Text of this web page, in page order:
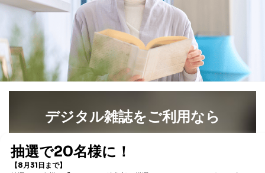
3
当社カスタマーQ＆
Aサービス利用者
ｅメール等によるカスタマーQ＆A
サイトのサービス内容のご案内の
ため
ｅメール等による商品、サービ
ス、キャンペーン等の広告に関す
るご案内のため
4
採用応募者の方の
採用選考、ご連絡のため
人情報
め
6
パートナー（提携
企業）からの委託
により当社の
定期購読サービス
等をご利用の方の
購入商品配送のため
提携企業及びお客様がご購入され
た商品の発売元企業からのｅメー
ル等による商品、
デジタル雑誌をご利用なら
書籍）が無料で読み放題！